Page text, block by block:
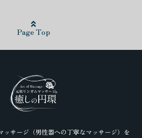
Page Top
ッサージ（男性器への丁寧なマッサージ）を